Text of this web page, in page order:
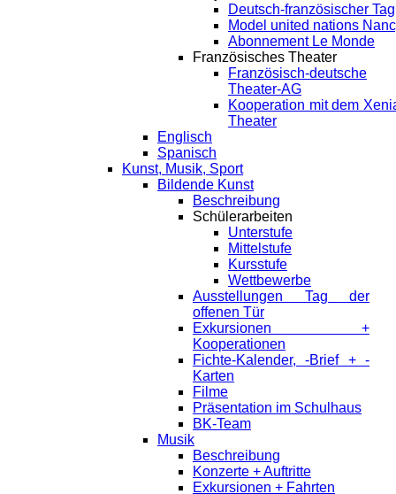
Deutsch-französischer Tag
Model united nations
Abonnement Le Monde
Französisches Theater
Französisch-deutsche
Theater-AG
Kooperation mit dem
Theater
Englisch
Spanisch
Kunst, Musik, Sport
Bildende Kunst
Beschreibung
Schülerarbeiten
Unterstufe
Mittelstufe
Kursstufe
Wettbewerbe
Ausstellungen Tag der
offenen Tür
Exkursionen +
Kooperationen
Fichte-Kalender, -Brief + -
Karten
Filme
Präsentation im Schulhaus
BK-Team
Musik
Beschreibung
Konzerte + Auftritte
Exkursionen + Fahrten